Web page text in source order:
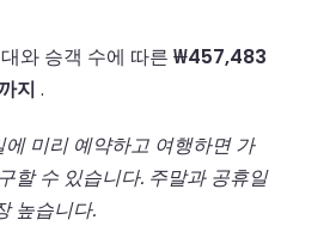
와 승객 수에 따른 ₩457,483
지 .
미리 예약하고 여행하면 가
할 수 있습니다. 주말과 공휴일
높습니다.